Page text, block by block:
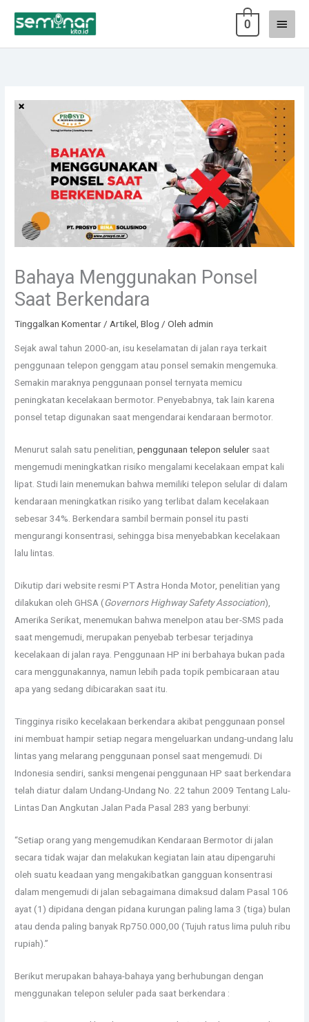
Menu
0
Bahaya Menggunakan Ponsel
Saat Berkendara
Tinggalkan Komentar / Artikel ,Blog / Oleh admin
Sejak awal tahun 2000-an, isu keselamatan di jalan raya terkait
penggunaan telepon genggam atau ponsel semakin mengemuka.
Semakin maraknya penggunaan ponsel ternyata memicu
peningkatan kecelakaan bermotor. Penyebabnya, tak lain karena
ponsel tetap digunakan saat mengendarai kendaraan bermotor.
Menurut salah satu penelitian,penggunaan telepon seluler saat
mengemudi meningkatkan risiko mengalami kecelakaan empat kali
lipat. Studi lain menemukan bahwa memiliki telepon selular di dalam
kendaraan meningkatkan risiko yang terlibat dalam kecelakaan
sebesar 34%. Berkendara sambil bermain ponsel itu pasti
mengurangi konsentrasi, sehingga bisa menyebabkan kecelakaan
lalu lintas.
Dikutip dari website resmi PT Astra Honda Motor, penelitian yang
dilakukan oleh GHSA (Governors Highway Safety Association),
Amerika Serikat, menemukan bahwa menelpon atau ber-SMS pada
saat mengemudi, merupakan penyebab terbesar terjadinya
kecelakaan di jalan raya. Penggunaan HP ini berbahaya bukan pada
cara menggunakannya, namun lebih pada topik pembicaraan atau
apa yang sedang dibicarakan saat itu.
Tingginya risiko kecelakaan berkendara akibat penggunaan ponsel
ini membuat hampir setiap negara mengeluarkan undang-undang lalu
lintas yang melarang penggunaan ponsel saat mengemudi. Di
Indonesia sendiri, sanksi mengenai penggunaan HP saat berkendara
telah diatur dalam Undang-Undang No. 22 tahun 2009 Tentang Lalu-
Lintas Dan Angkutan Jalan Pada Pasal 283 yang berbunyi:
“Setiap orang yang mengemudikan Kendaraan Bermotor di jalan
secara tidak wajar dan melakukan kegiatan lain atau dipengaruhi
oleh suatu keadaan yang mengakibatkan gangguan konsentrasi
dalam mengemudi di jalan sebagaimana dimaksud dalam Pasal 106
ayat (1) dipidana dengan pidana kurungan paling lama 3 (tiga) bulan
atau denda paling banyak Rp750.000,00 (Tujuh ratus lima puluh ribu
rupiah).”
Berikut merupakan bahaya-bahaya yang berhubungan dengan
menggunakan telepon seluler pada saat berkendara :